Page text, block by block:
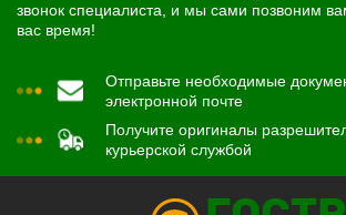
звонок специалиста, и мы сами позвоним
вас время!
Отправьте необходимые
электронной почте
Получите оригиналы
курьерской службой